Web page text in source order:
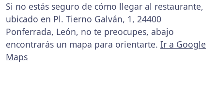
Si no estás seguro de cómo llegar al restaurante,
ubicado en Pl. Tierno Galván, 1, 24400
Ponferrada, León, no te preocupes, abajo
encontrarás un mapa para orientarte. Ir a Google
Maps